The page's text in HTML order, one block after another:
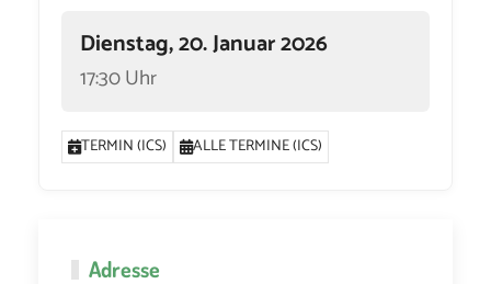
Dienstag, 20. Januar 2026
17:30 Uhr
TERMIN (ICS) ALLE TERMINE (ICS)
Adresse